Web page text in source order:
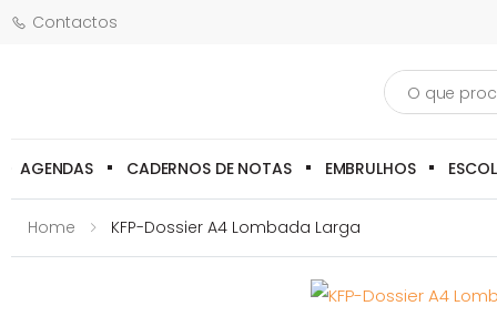
Contactos
Pesquisa
AGENDAS CADERNOS DE NOTAS EMBRULHOS
Home KFP-Dossier A4 Lombada Larga